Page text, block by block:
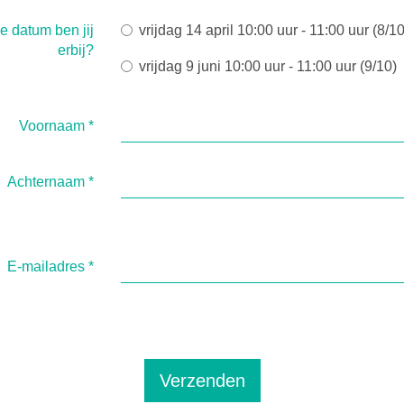
datum ben jij
erbij?
vrijdag 14 april 10:00 uur - 11:00
vrijdag 9 juni 10:00 uur - 11:00 uur (9/10)
Voornaam *
Achternaam *
E-mailadres *
Verzenden